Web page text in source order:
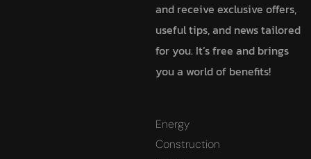
and receive exclusive offers,
useful tips, and news tailored
for you. It’s free and brings
you a world of benefits!
Energy
Construction